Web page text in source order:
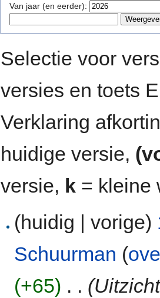
Van jaar (en eerder):
Selectie voor
versies en toets
Verklaring
huidige versie,
versie, k = kleine
(huidig | vorige)
Schuurman (
(+65) . .